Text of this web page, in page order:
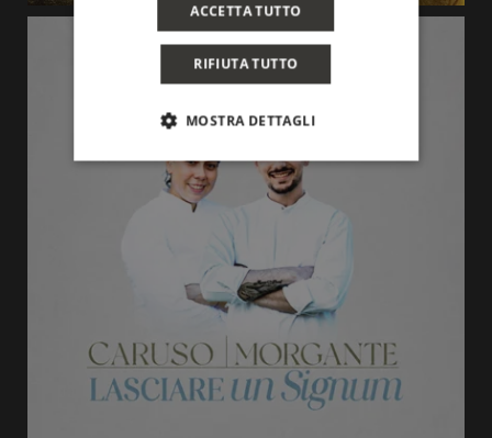
ACCETTA TUTTO
RIFIUTA TUTTO
MOSTRA DETTAGLI